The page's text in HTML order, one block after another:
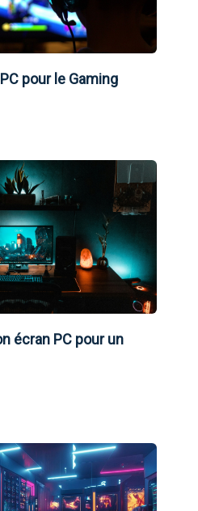
pour le Gaming
écran PC pour un